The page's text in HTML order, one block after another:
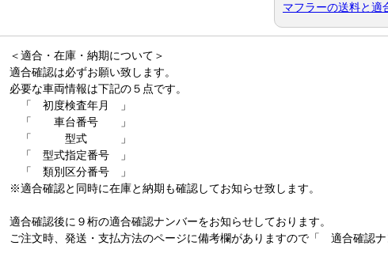
マフラーの送料と適
＜適合・在庫・納期について＞
適合確認は必ずお願い致します。
必要な車両情報は下記の５点です。
「 初度検査年月 」
「 車台番号 」
「 型式 」
「 型式指定番号 」
「 類別区分番号 」
※適合確認と同時に在庫と納期も確認してお知らせ致します。
適合確認後に９桁の適合確認ナンバーをお知らせしております。
ご注文時、発送・支払方法のページに備考欄がありますので「 適合確認